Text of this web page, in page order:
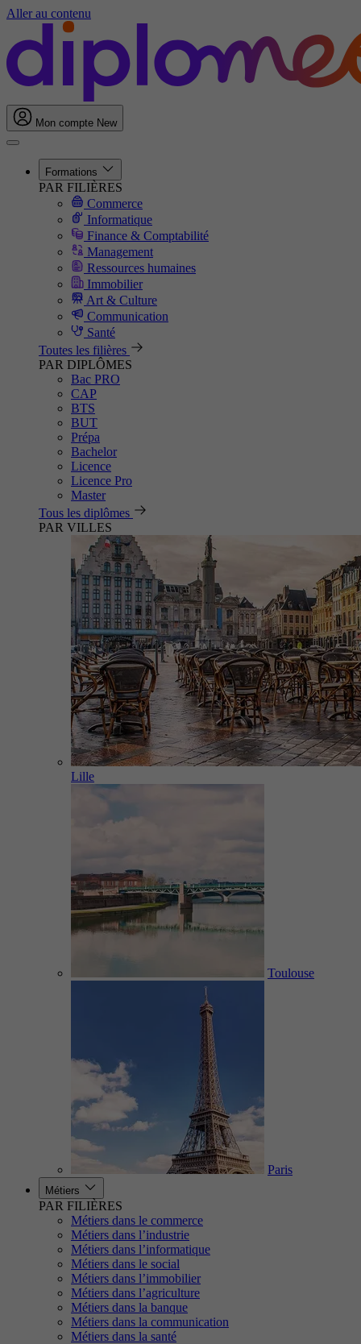
Aller au contenu
Mon compte New
Formations
PAR FILIÈRES
Commerce
Informatique
Finance & Comptabilité
Management
Ressources humaines
Immobilier
Art & Culture
Communication
Santé
Toutes les filières
PAR DIPLÔMES
Bac PRO
CAP
BTS
BUT
Prépa
Bachelor
Licence
Licence Pro
Master
Tous les diplômes
PAR VILLES
Lille
Toulouse
Paris
Métiers
PAR FILIÈRES
Métiers dans le commerce
Métiers dans l’industrie
Métiers dans l’informatique
Métiers dans le social
Métiers dans l’immobilier
Métiers dans l’agriculture
Métiers dans la banque
Métiers dans la communication
Métiers dans la santé